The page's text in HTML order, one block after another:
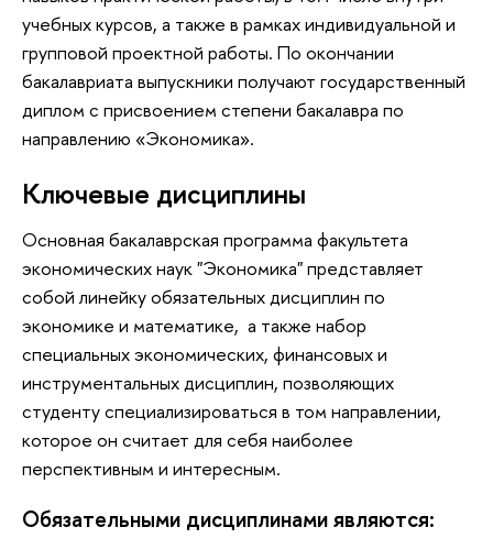
учебных курсов, а также в рамках индивидуальной и
групповой проектной работы. По окончании
бакалавриата выпускники получают государственный
диплом с присвоением степени бакалавра по
направлению «Экономика».
Ключевые дисциплины
Основная бакалаврская программа факультета
экономических наук "Экономика" представляет
собой линейку обязательных дисциплин по
экономике и математике, а также набор
специальных экономических, финансовых и
инструментальных дисциплин, позволяющих
студенту специализироваться в том направлении,
которое он считает для себя наиболее
перспективным и интересным.
Обязательными дисциплинами являются: